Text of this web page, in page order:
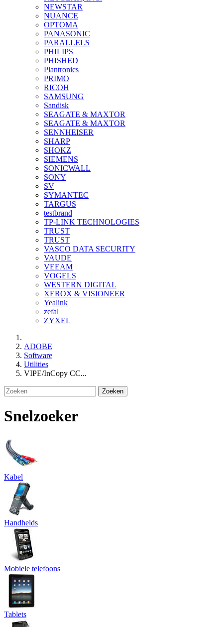
NEWSTAR
NUANCE
OPTOMA
PANASONIC
PARALLELS
PHILIPS
PHISHED
Plantronics
PRIMO
RICOH
SAMSUNG
Sandisk
SEAGATE & MAXTOR
SEAGATE & MAXTOR
SENNHEISER
SHARP
SHOKZ
SIEMENS
SONICWALL
SONY
SV
SYMANTEC
TARGUS
testbrand
TP-LINK TECHNOLOGIES
TRUST
TRUST
VASCO DATA SECURITY
VAUDE
VEEAM
VOGELS
WESTERN DIGITAL
XEROX & VISIONEER
Yealink
zefal
ZYXEL
ADOBE
Software
Utilities
VIPE/InCopy CC...
Zoeken
Snelzoeker
Kabel
Handhelds
Mobiele telefoons
Tablets